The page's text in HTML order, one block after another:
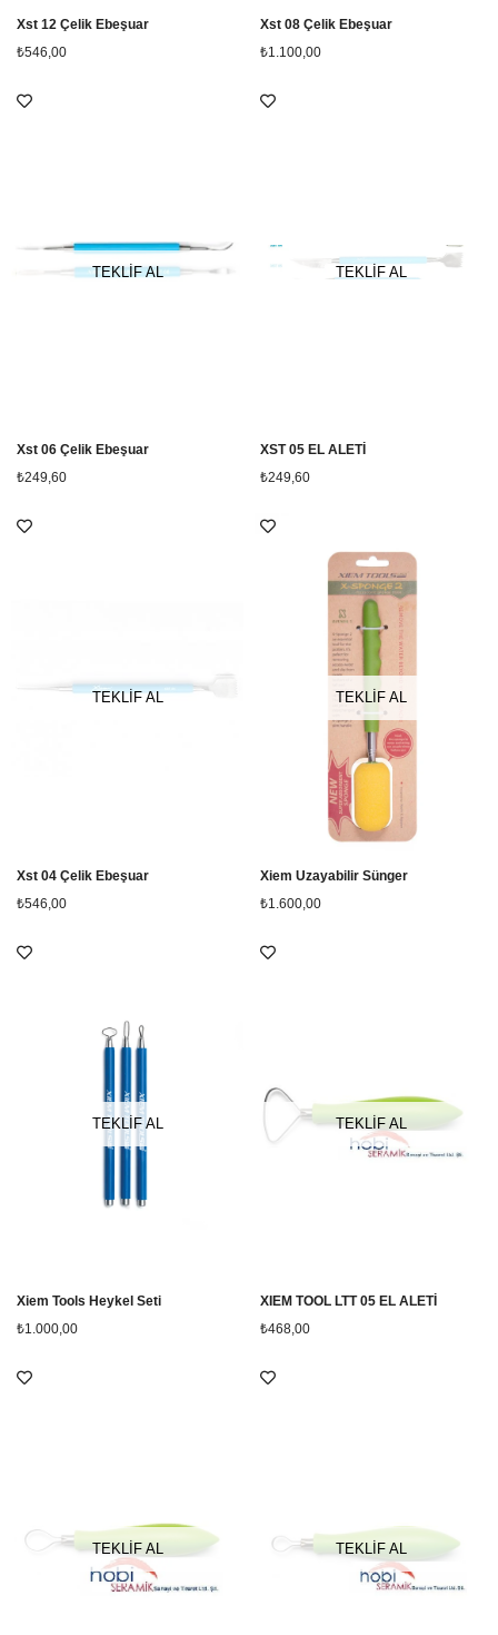
Xst 12 Çelik Ebeşuar
₺546,00
Xst 08 Çelik Ebeşuar
₺1.100,00
TEKLİF AL
Xst 06 Çelik Ebeşuar
₺249,60
TEKLİF AL
XST 05 EL ALETİ
₺249,60
TEKLİF AL
Xst 04 Çelik Ebeşuar
₺546,00
TEKLİF AL
Xiem Uzayabilir Sünger
₺1.600,00
TEKLİF AL
Xiem Tools Heykel Seti
₺1.000,00
TEKLİF AL
XIEM TOOL LTT 05 EL ALETİ
₺468,00
TEKLİF AL TEKLİF AL